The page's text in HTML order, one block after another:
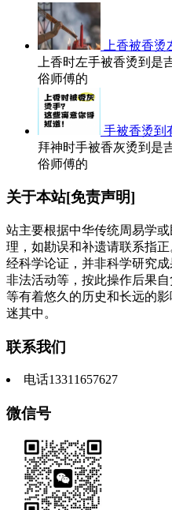
上香被香
上香时左手被香烫到是
俗师傅的
手被香烫到
拜神时手被香灰烫到是
俗师傅的
关于本站[免责声明]
站主要根据中华传统周易学
理，如勘误和补遗请联系指
经科学论证，并非科学研究
非法活动等，按此操作后果
等有着悠久的历史和长远的
迷其中。
联系我们
电话13311657627
微信号